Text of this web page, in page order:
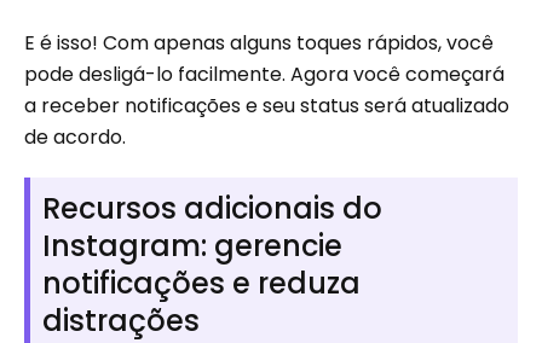
E é isso! Com apenas alguns toques rápidos, você
pode desligá-lo facilmente. Agora você começará
a receber notificações e seu status será atualizado
de acordo.
Recursos adicionais do
Instagram: gerencie
notificações e reduza
distrações